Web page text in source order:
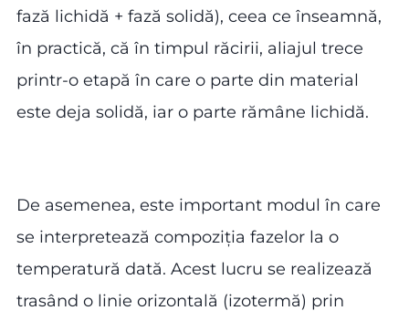
fază lichidă + fază solidă), ceea ce înseamnă,
în practică, că în timpul răcirii, aliajul trece
printr-o etapă în care o parte din material
este deja solidă, iar o parte rămâne lichidă.
De asemenea, este important modul în care
se interpretează compoziția fazelor la o
temperatură dată. Acest lucru se realizează
trasând o linie orizontală (izotermă) prin